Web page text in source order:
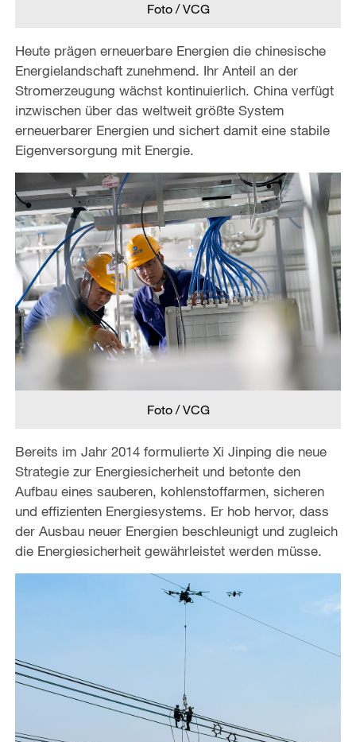
Foto / VCG
Heute prägen erneuerbare Energien die chinesische
Energielandschaft zunehmend. Ihr Anteil an der
Stromerzeugung wächst kontinuierlich. China verfügt
inzwischen über das weltweit größte System
erneuerbarer Energien und sichert damit eine stabile
Eigenversorgung mit Energie.
Foto / VCG
Bereits im Jahr 2014 formulierte Xi Jinping die neue
Strategie zur Energiesicherheit und betonte den
Aufbau eines sauberen, kohlenstoffarmen, sicheren
und effizienten Energiesystems. Er hob hervor, dass
der Ausbau neuer Energien beschleunigt und zugleich
die Energiesicherheit gewährleistet werden müsse.